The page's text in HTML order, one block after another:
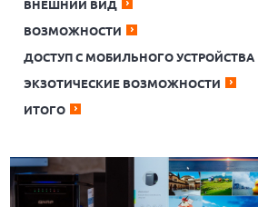
ВНЕШНИЙ ВИД
ВОЗМОЖНОСТИ
ДОСТУП С МОБИЛЬНОГО УСТРОЙСТВА
ЭКЗОТИЧЕСКИЕ ВОЗМОЖНОСТИ
ИТОГО